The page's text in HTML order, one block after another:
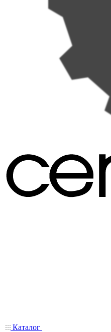
Каталог